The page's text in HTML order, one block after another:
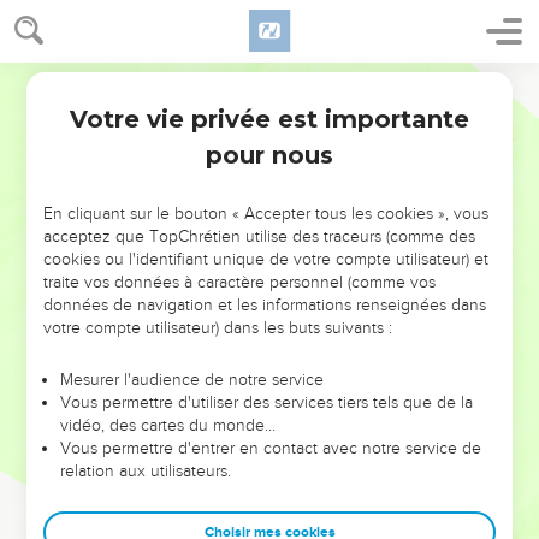
NE MANQUEZ PAS L’ÉVÉNEMENT
DE L’ANNÉE !
ET SI LEURS ERREURS POUVAIENT VOUS ÉVITER LES
VOTRES ?
leur foi ou leur vision. Mais on voit moins les doutes, les erreurs
et les saisons difficiles qu'ils ont traversés, alors même que ce
sont elles qui les ont façonnés.
Dans cette conférence, leaders, entrepreneurs, et responsables
clés pour avancer avec plus de sagesse afin que leurs erreurs
Votre vie privée est importante
pour nous
En cliquant sur le bouton « Accepter tous les cookies », vous
acceptez que TopChrétien utilise des traceurs (comme des
cookies ou l'identifiant unique de votre compte utilisateur) et
traite vos données à caractère personnel (comme vos
données de navigation et les informations renseignées dans
votre compte utilisateur) dans les buts suivants :
Mesurer l'audience de notre service
Vous permettre d'utiliser des services tiers tels que de la
vidéo, des cartes du monde…
Vous permettre d'entrer en contact avec notre service de
relation aux utilisateurs.
Choisir mes cookies